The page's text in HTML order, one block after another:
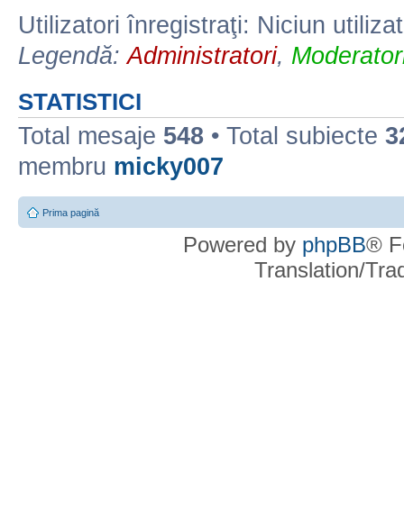
Utilizatori înregistraţi: Niciun
Legendă:Administratori,
STATISTICI
Total mesaje 548 • Total subiecte
membru micky007
Prima pagină
Powered by phpBB®
Translation/